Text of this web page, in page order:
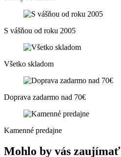
S vášňou od roku 2005
Všetko skladom
Doprava zadarmo nad 70€
Kamenné predajne
Mohlo by vás zaujímať